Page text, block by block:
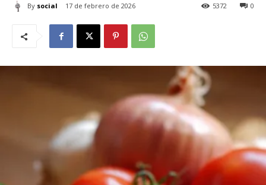
By social 17 de febrero de 2026 0
5372